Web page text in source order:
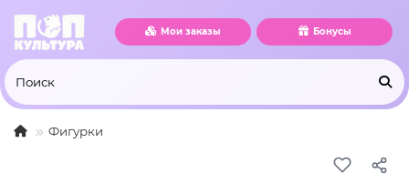
Мои заказы Бонусы
Фигурки